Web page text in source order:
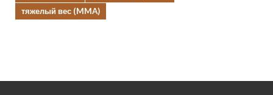
тяжелый вес (MMA)